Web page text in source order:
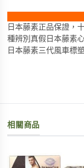
日本藤素正品保證，
種辨別真假日本藤素
日本藤素三代風車標
相關商品